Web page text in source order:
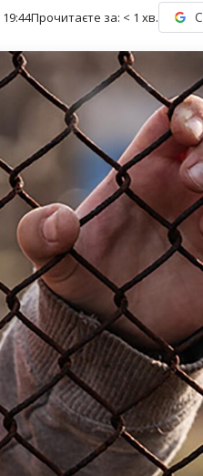
Прочитаєте за: < 1 хв.